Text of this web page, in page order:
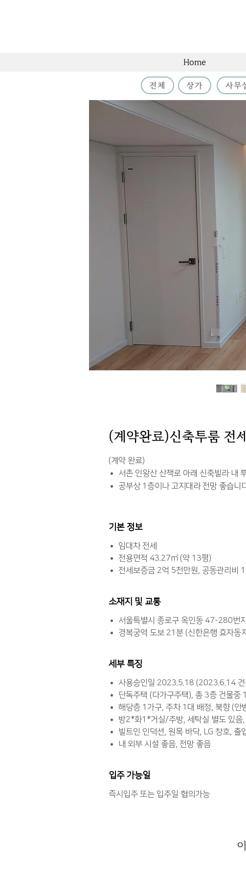
Home
전체 상가 사무
(계약완료)신축투룸 전
(계약 완료)
서촌 인왕산 산책로 아래 신축빌라 내
공부상 1층이나 고지대라 전망 좋습니
기본 정보
임대차 전세
전용면적 43.27㎡ (약 13평)
전세보증금 2억 5천만원, 공동관리비
소재지 및 교통
서울특별시 종로구 옥인동 47-280번지
경복궁역 도보 21분 (신한은행 효자동
세부 특징
사용승인일 2023.5.18 (2023.6.14 건
단독주택 (다가구주택), 총 3층 건물중
해당층 1가구, 주차 1대 배정, 북향 (안
방2*화1*거실/주방, 세탁실 별도 있음,
빌트인 인덕션, 원목 바닥, LG 창호, 출
내 외부 시설 좋음, 전망 좋음
입주 가능일
즉시입주 또는 입주일 협의가능